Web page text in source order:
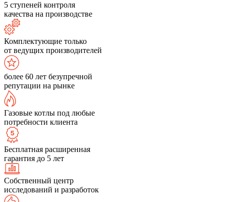
5 ступеней контроля
качества на производстве
Комплектующие только
от ведущих производителей
более 60 лет безупречной
репутации на рынке
Газовые котлы под любые
потребности клиента
Бесплатная расширенная
гарантия до 5 лет
Собственный центр
исследований и разработок